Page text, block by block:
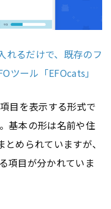
れるだけで、既存のフ
ツール「EFOcats」
目を表示する形式で
基本の形は名前や住
とめられていますが、
項目が分かれていま